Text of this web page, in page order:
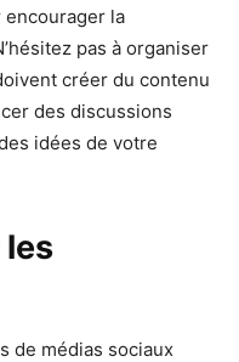
la
pas à organiser
créer du contenu
des discussions
idées de votre
les
de médias sociaux